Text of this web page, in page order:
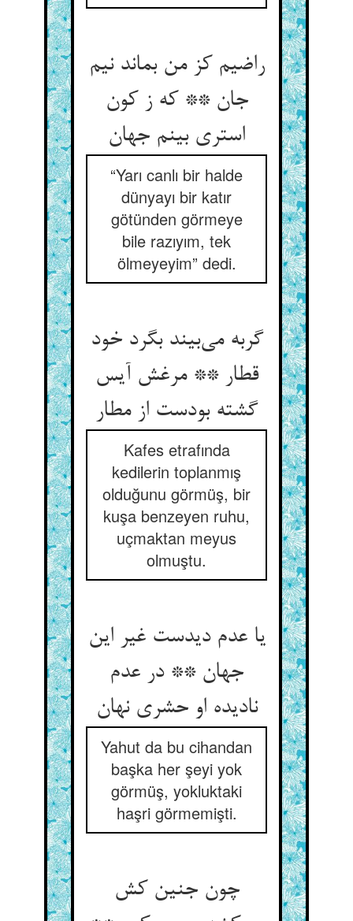
راضیم کز من بماند نیم
جان ** که ز کون
استری بینم جهان
“Yarı canlı bir halde
dünyayı bir katır
götünden görmeye
bile razıyım, tek
ölmeyeyim” dedi.
گربه می‌بیند بگرد خود
قطار ** مرغش آیس
گشته بودست از مطار
Kafes etrafında
kedilerin toplanmış
olduğunu görmüş, bir
kuşa benzeyen ruhu,
uçmaktan meyus
olmuştu.
یا عدم دیدست غیر این
جهان ** در عدم
نادیده او حشری نهان
Yahut da bu cihandan
başka her şeyi yok
görmüş, yokluktaki
haşri görmemişti.
چون جنین کش